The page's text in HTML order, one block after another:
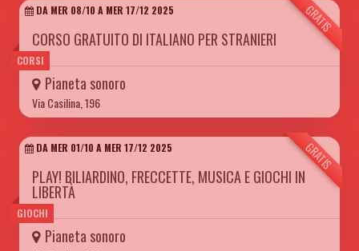
CORSI
GRATIS
DA MER 08/10 A MER 17/12 2025
CORSO GRATUITO DI ITALIANO PER STRANIERI
Pianeta sonoro
Via Casilina, 196
GIOCHI
GRATIS
DA MER 01/10 A MER 17/12 2025
PLAY! BILIARDINO, FRECCETTE, MUSICA E GIOCHI IN
LIBERTÀ
Pianeta sonoro